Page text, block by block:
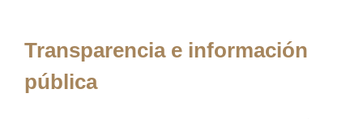
Transparencia e información
pública